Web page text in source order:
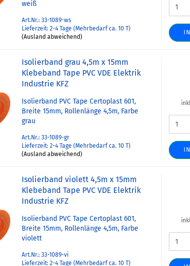
weiß
Art.Nr.: 33-1089-ws
Lieferzeit: 2-4 Tage (Mehrbedarf ca. 10 T)
(Ausland abweichend)
Isolierband grau 4,5m x 15mm
Klebeband Tape PVC VDE Elektrik
Industrie KFZ
Isolierband PVC Tape Certoplast 601,
Breite 15mm, Rollenlänge 4,5m, Farbe
grau
Art.Nr.: 33-1089-gr
Lieferzeit: 2-4 Tage (Mehrbedarf ca. 10 T)
(Ausland abweichend)
Isolierband violett 4,5m x 15mm
Klebeband Tape PVC VDE Elektrik
Industrie KFZ
Isolierband PVC Tape Certoplast 601,
Breite 15mm, Rollenlänge 4,5m, Farbe
violett
Art.Nr.: 33-1089-vi
Lieferzeit: 2-4 Tage (Mehrbedarf ca. 10 T)